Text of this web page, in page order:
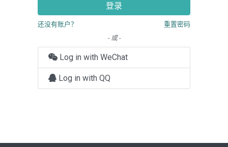
登录
还没有账户？
重置密码
- 或 -
Log in with WeChat
Log in with QQ